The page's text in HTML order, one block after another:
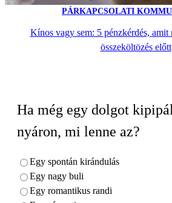
PÁRKAPCSOLATI
Kínos vagy sem: 5 pénzkérdés, amit
összeköltözés előtt
Ha még egy dolgot
nyáron, mi lenne az?
Egy spontán kirándulás
Egy nagy buli
Egy romantikus randi